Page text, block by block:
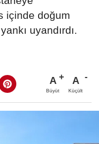
içinde doğum
uyandırdı.
A
Büyüt
A
Küçült